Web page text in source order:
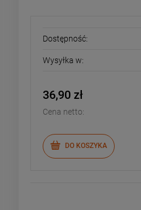
Dostępność:
Wysyłka w:
36,90 zł
Cena netto:
DO KOSZYKA